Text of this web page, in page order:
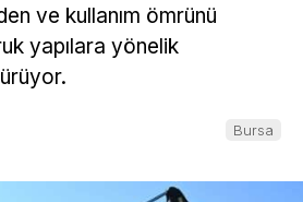
ve kullanım ömrünü
yapılara yönelik
Bursa